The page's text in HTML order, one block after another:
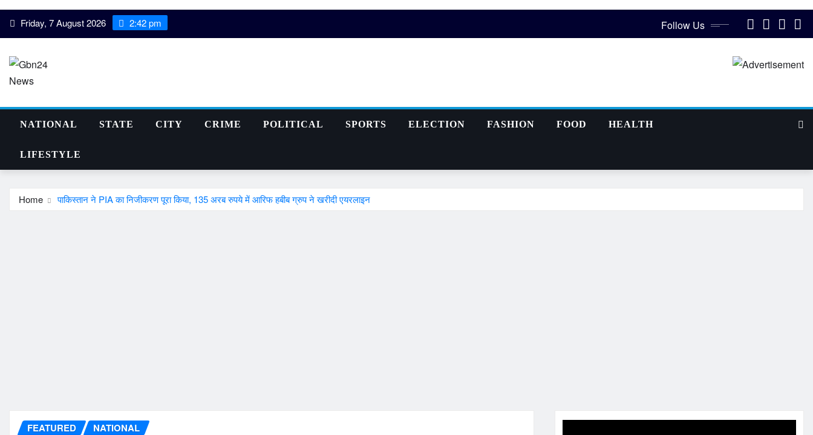
Skip Friday, 7 August 2026 2:42 pm Follow Us
NATIONAL STATE CITY CRIME POLITICAL SPORTS ELECTION FASHION FOOD HEALTH
LIFESTYLE
Home पाकिस्तान ने PIA का निजीकरण पूरा किया, 135 अरब रुपये में आरिफ हबीब ग्रुप ने खरीदी एयरलाइन
FEATURED NATIONAL